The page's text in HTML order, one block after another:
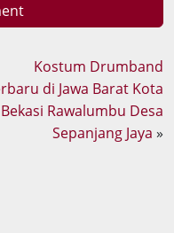
Kostum Drumband
di Jawa Barat Kota
Bekasi Rawalumbu Desa
Sepanjang Jaya »